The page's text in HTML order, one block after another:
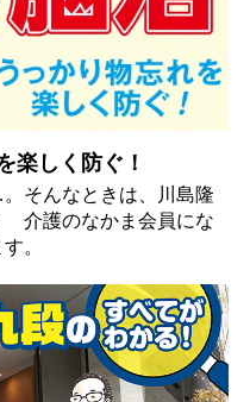
楽しく防ぐ！
そんなときは、川島隆
介護のなかま会員にな
。